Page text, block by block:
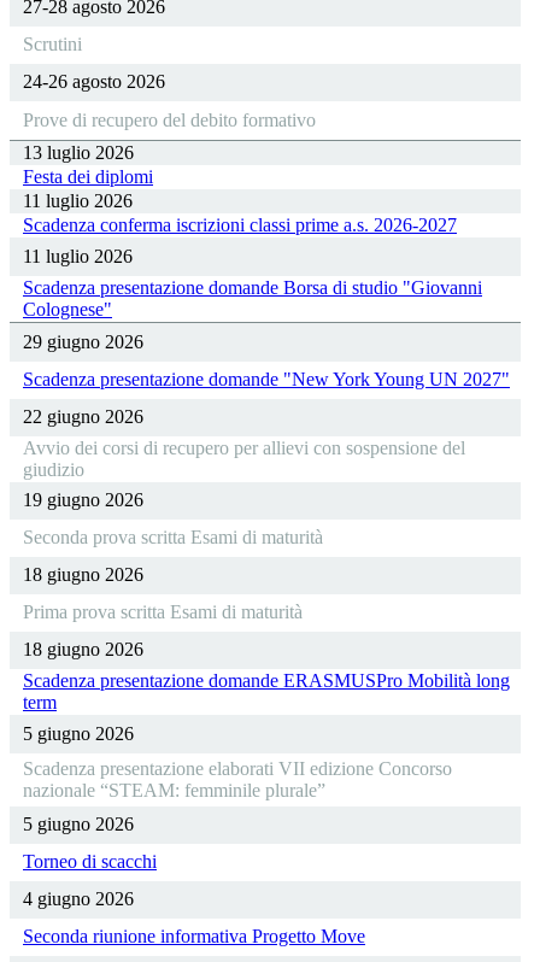
27-28 agosto 2026
Scrutini
24-26 agosto 2026
Prove di recupero del debito formativo
13 luglio 2026
Festa dei diplomi
11 luglio 2026
Scadenza conferma iscrizioni classi prime a.s. 2026-2027
11 luglio 2026
Scadenza presentazione domande Borsa di studio "Giovanni
Colognese"
29 giugno 2026
Scadenza presentazione domande "New York Young UN 2027"
22 giugno 2026
Avvio dei corsi di recupero per allievi con sospensione del
giudizio
19 giugno 2026
Seconda prova scritta Esami di maturità
18 giugno 2026
Prima prova scritta Esami di maturità
18 giugno 2026
Scadenza presentazione domande ERASMUSPro Mobilità long
term
5 giugno 2026
Scadenza presentazione elaborati VII edizione Concorso
nazionale “STEAM: femminile plurale”
5 giugno 2026
Torneo di scacchi
4 giugno 2026
Seconda riunione informativa Progetto Move